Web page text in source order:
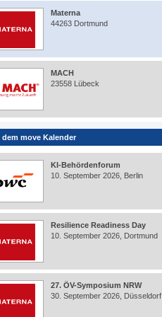
Materna
44263 Dortmund
MACH
23558 Lübeck
dem move Kalender
KI-Behördenforum
10. September 2026, Berlin
Resilience Readiness Day
10. September 2026, Dortmund
27. ÖV-Symposium NRW
30. September 2026, Düsseldorf